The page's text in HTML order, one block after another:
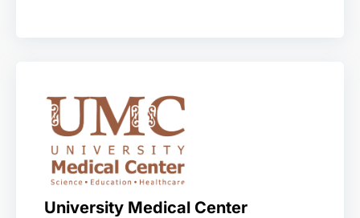
University Medical Center